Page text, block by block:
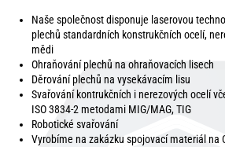
Naše společnost disponuje laserovou
plechů standardních konstrukčních ocelí,
mědi
Ohraňování plechů na ohraňovacích lisech
Děrování plechů na vysekávacím lisu
Svařování kontrukčních i nerezových ocelí
ISO 3834-2 metodami MIG/MAG, TIG
Robotické svařování
Vyrobíme na zakázku spojovací materiál na